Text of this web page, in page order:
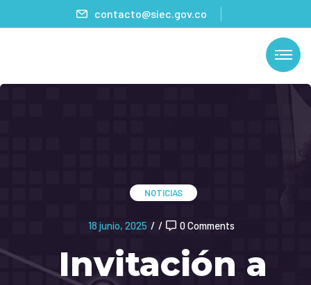
contacto@siec.gov.co
NOTICIAS
18 junio, 2025 / / 0 Comments
Invitación a